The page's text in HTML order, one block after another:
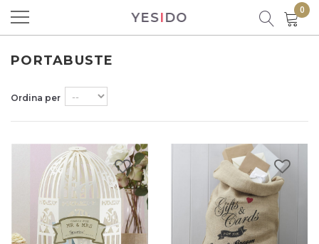
YESIDO 0
PORTABUSTE
Ordina per
Prodotto aggiunto al carrello con
Ci sono0 prodotti nel carrello.
C'è un prodotto nel carrello
Totale prodotti